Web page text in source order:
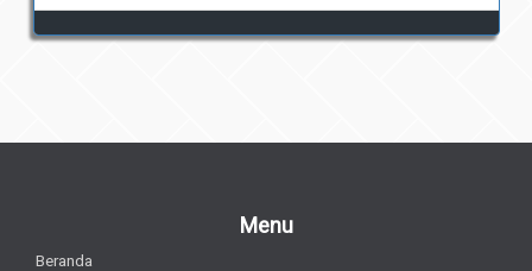
Menu
Beranda